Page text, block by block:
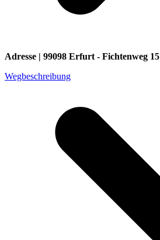
Adresse | 99098 Erfurt - Fichtenweg 15
Wegbeschreibung